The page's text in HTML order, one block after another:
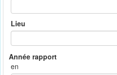
Lieu
en